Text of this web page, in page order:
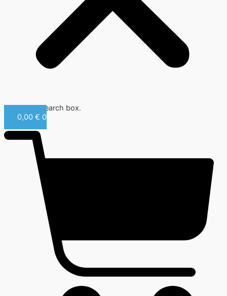
Close this search box.
0,00 € 0